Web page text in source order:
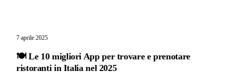
7 aprile 2025
🍽️ Le 10 migliori App per trovare e prenotare
ristoranti in Italia nel 2025